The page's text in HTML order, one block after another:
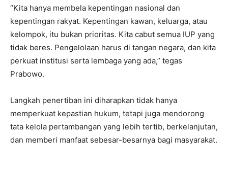
“Kita hanya membela kepentingan nasional dan
kepentingan rakyat. Kepentingan kawan, keluarga, atau
kelompok, itu bukan prioritas. Kita cabut semua IUP yang
tidak beres. Pengelolaan harus di tangan negara, dan kita
perkuat institusi serta lembaga yang ada,” tegas
Prabowo.
Langkah penertiban ini diharapkan tidak hanya
memperkuat kepastian hukum, tetapi juga mendorong
tata kelola pertambangan yang lebih tertib, berkelanjutan,
dan memberi manfaat sebesar-besarnya bagi masyarakat.